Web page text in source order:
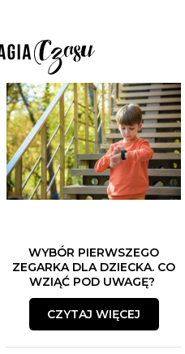
WYBÓR PIERWSZEGO
ZEGARKA DLA DZIECKA. CO
WZIĄĆ POD UWAGĘ?
CZYTAJ WIĘCEJ